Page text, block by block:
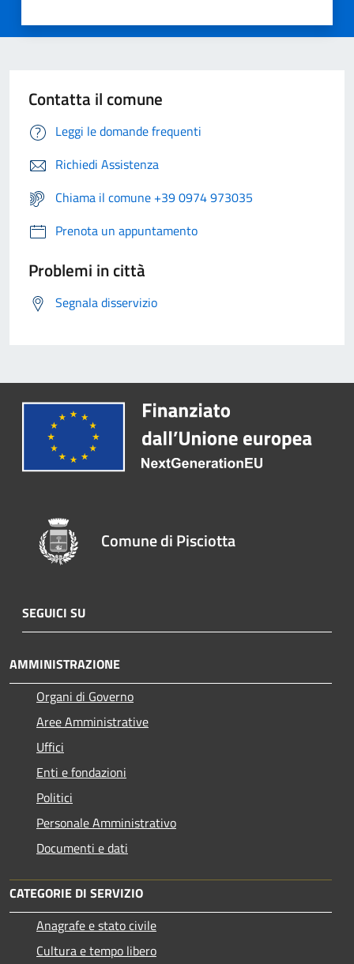
Contatta il comune
Leggi le domande frequenti
Richiedi Assistenza
Chiama il comune +39 0974 973035
Prenota un appuntamento
Problemi in città
Segnala disservizio
Comune di Pisciotta
SEGUICI SU
AMMINISTRAZIONE
Organi di Governo
Aree Amministrative
Uffici
Enti e fondazioni
Politici
Personale Amministrativo
Documenti e dati
CATEGORIE DI SERVIZIO
Anagrafe e stato civile
Cultura e tempo libero